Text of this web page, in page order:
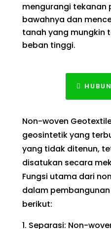
mengurangi tekanan
bawahnya dan
tanah yang mungkin
beban tinggi.
Non-woven
geosintetik yang
yang tidak ditenun,
disatukan secara
Fungsi utama dari
dalam
berikut:
Separasi: Non-